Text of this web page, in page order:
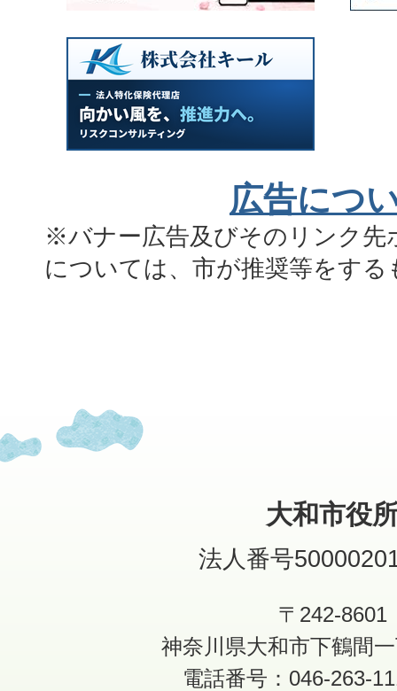
広告につ
※バナー広告及びそのリンク先
については、市が推奨等をす
大和市役
法人番号
〒242-8601
神奈川県大和市下鶴間
電話番号：046-263-